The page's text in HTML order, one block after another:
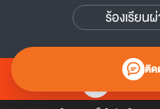
ติด
ร้องเรียน
0